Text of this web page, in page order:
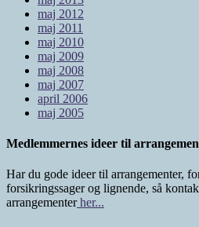
maj 2012
maj 2011
maj 2010
maj 2009
maj 2008
maj 2007
april 2006
maj 2005
Medlemmernes ideer til
Har du gode ideer til arrangementer,
forsikringssager og lignende, så
arrangementerher...